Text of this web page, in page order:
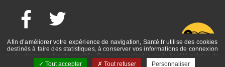
Facebook
Afin d’améliorer votre expérience de navigation, Santé.fr utilise des cookies
destinés à faire des statistiques, à conserver vos informations de connexion
ou à adapter les fonctionnalités. Pour en savoir plus sur la finalité précise de
ces cookies, nous vous invitons à prendre connaissance de la politique de
Tout accepter Tout refuser Personnaliser